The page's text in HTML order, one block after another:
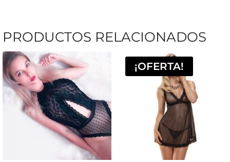
PRODUCTOS RELACIONADOS
¡OFERTA!